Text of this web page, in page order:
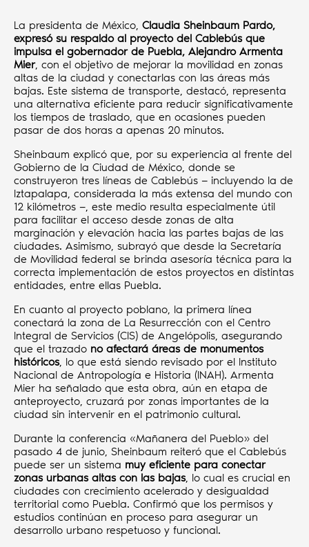
La presidenta de México, Claudia Sheinbaum Pardo,
expresó su respaldo al proyecto del Cablebús que
impulsa el gobernador de Puebla, Alejandro Armenta
Mier, con el objetivo de mejorar la movilidad en zonas
altas de la ciudad y conectarlas con las áreas más
bajas. Este sistema de transporte, destacó, representa
una alternativa eficiente para reducir significativamente
los tiempos de traslado, que en ocasiones pueden
pasar de dos horas a apenas 20 minutos.
Sheinbaum explicó que, por su experiencia al frente del
Gobierno de la Ciudad de México, donde se
construyeron tres líneas de Cablebús — incluyendo la de
Iztapalapa, considerada la más extensa del mundo con
12 kilómetros —, este medio resulta especialmente útil
para facilitar el acceso desde zonas de alta
marginación y elevación hacia las partes bajas de las
ciudades. Asimismo, subrayó que desde la Secretaría
de Movilidad federal se brinda asesoría técnica para la
correcta implementación de estos proyectos en distintas
entidades, entre ellas Puebla.
En cuanto al proyecto poblano, la primera línea
conectará la zona de La Resurrección con el Centro
Integral de Servicios (CIS) de Angelópolis, asegurando
que el trazado no afectará áreas de monumentos
históricos, lo que está siendo revisado por el Instituto
Nacional de Antropología e Historia (INAH). Armenta
Mier ha señalado que esta obra, aún en etapa de
anteproyecto, cruzará por zonas importantes de la
ciudad sin intervenir en el patrimonio cultural.
Durante la conferencia «Mañanera del Pueblo» del
pasado 4 de junio, Sheinbaum reiteró que el Cablebús
puede ser un sistema muy eficiente para conectar
zonas urbanas altas con las bajas, lo cual es crucial en
ciudades con crecimiento acelerado y desigualdad
territorial como Puebla. Confirmó que los permisos y
estudios continúan en proceso para asegurar un
desarrollo urbano respetuoso y funcional.